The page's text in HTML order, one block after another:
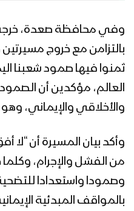
نشيد إقدام الرجال
مونتاج زامل
عيسى الليث 1443 هـ
مونتاج زامل
المسعودي – 1443هـ
وفي محافظة صعدة،
بالتزامن مع خروج مسيرتين
ثمنوا فيها صمود شعبنا
العالم، مؤكدين أن الصمود
وأكد بيان المسيرة أن “لا
من الفشل والإجرام، وكلما
وصمودا واستعدادا